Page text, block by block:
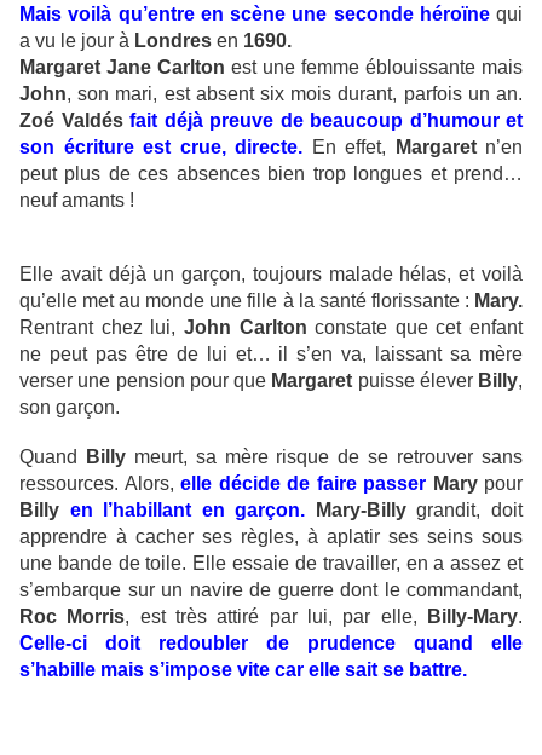
Mais voilà qu’entre en scène une seconde héroïnequi
a vu le jour à Londres en 1690.
Margaret Jane Carlton est une femme éblouissante mais
John, son mari, est absent six mois durant, parfois un an.
Zoé Valdés fait déjà preuve de beaucoup d’humour et
son écriture est crue, directe. En effet, Margaretn’en
peut plus de ces absences bien trop longues et prend…
neuf amants !
Elle avait déjà un garçon, toujours malade hélas, et voilà
qu’elle met au monde une fille à la santé florissante : Mary.
Rentrant chez lui, John Carlton constate que cet enfant
ne peut pas être de lui et… il s’en va, laissant sa mère
verser une pension pour que Margaret puisse élever Billy,
son garçon.
Quand Billymeurt, sa mère risque de se retrouver sans
ressources. Alors, elle décide de faire passer Marypour
Billy en l’habillant en garçon. Mary-Billygrandit, doit
apprendre à cacher ses règles, à aplatir ses seins sous
une bande de toile. Elle essaie de travailler, en a assez et
s’embarque sur un navire de guerre dont le commandant,
Roc Morris, est très attiré par lui, par elle, Billy-Mary.
Celle-ci doit redoubler de prudence quand elle
s’habille mais s’impose vite car elle sait se battre.